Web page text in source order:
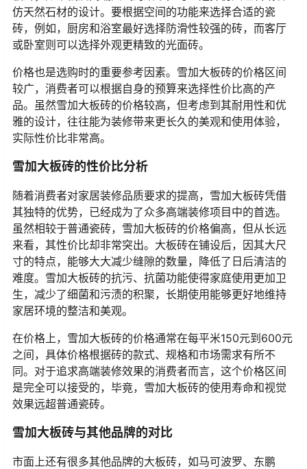
仿天然石材的设计。要根据空间的功能来选择合适的瓷
砖，例如，厨房和浴室最好选择防滑性较强的砖，而客厅
或卧室则可以选择外观更精致的光面砖。
价格也是选购时的重要参考因素。雪加大板砖的价格区间
较广，消费者可以根据自身的预算来选择性价比高的产
品。虽然雪加大板砖的价格较高，但考虑到其耐用性和优
雅的设计，往往能为装修带来更长久的美观和使用体验，
实际性价比非常高。
雪加大板砖的性价比分析
随着消费者对家居装修品质要求的提高，雪加大板砖凭借
其独特的优势，已经成为了众多高端装修项目中的首选。
虽然相较于普通瓷砖，雪加大板砖的价格偏高，但从长远
来看，其性价比却非常突出。大板砖在铺设后，因其大尺
寸的特点，能够大大减少缝隙的数量，降低了日后清洁的
难度。雪加大板砖的抗污、抗菌功能使得家庭使用更加卫
生，减少了细菌和污渍的积聚，长期使用能够更好地维持
家居环境的整洁和美观。
在价格上，雪加大板砖的价格通常在每平米150元到600元
之间，具体价格根据砖的款式、规格和市场需求有所不
同。对于追求高端装修效果的消费者而言，这个价格区间
是完全可以接受的，毕竟，雪加大板砖的使用寿命和视觉
效果远超普通瓷砖。
雪加大板砖与其他品牌的对比
市面上还有很多其他品牌的大板砖，如马可波罗、东鹏